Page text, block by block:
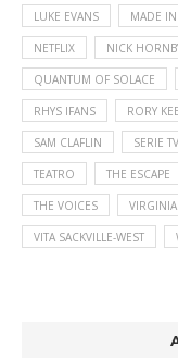
LUKE EVANS MADE
NETFLIX NICK
QUANTUM OF SOLACE
RHYS IFANS RORY
SAM CLAFLIN SERIE TV
TEATRO THE ESCAPE
THE VOICES
VITA SACKVILLE-WEST